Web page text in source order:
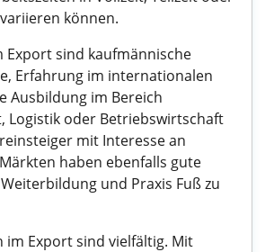
können.
Export sind kaufmännische
Erfahrung im internationalen
Ausbildung im Bereich
Logistik oder Betriebswirtschaft
mit Interesse an
haben ebenfalls gute
und Praxis Fuß zu
im Export sind vielfältig. Mit